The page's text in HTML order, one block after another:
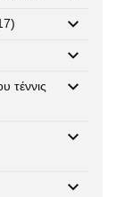
τέννις